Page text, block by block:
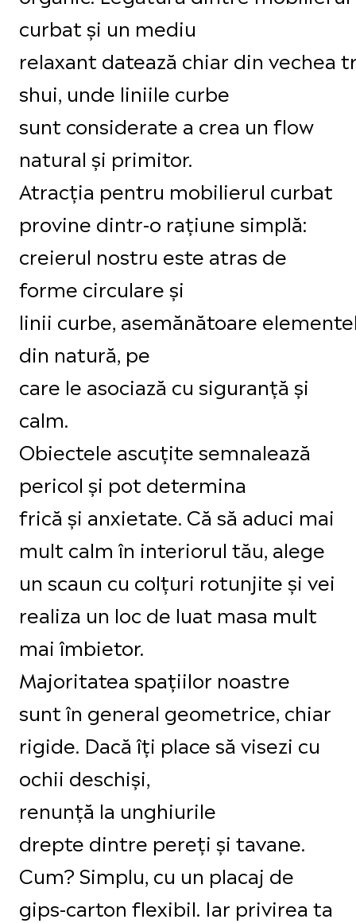
curbat și un mediu
relaxant datează chiar din vechea
shui, unde liniile curbe
sunt considerate a crea un flow
natural și primitor.
Atracția pentru mobilierul curbat
provine dintr-o rațiune simplă:
creierul nostru este atras de
forme circulare și
linii curbe, asemănătoare
din natură, pe
care le asociază cu siguranță și
calm.
Obiectele ascuțite semnalează
pericol și pot determina
frică și anxietate. Că să aduci mai
mult calm în interiorul tău, alege
un scaun cu colțuri rotunjite și vei
realiza un loc de luat masa mult
mai îmbietor.
Majoritatea spațiilor noastre
sunt în general geometrice, chiar
rigide. Dacă îți place să visezi cu
ochii deschiși,
renunță la unghiurile
drepte dintre pereți și tavane.
Cum? Simplu, cu un placaj de
gips-carton flexibil. Iar privirea ta